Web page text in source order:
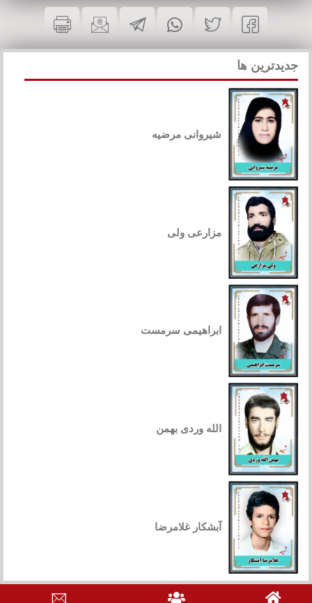
جدیدترین ها
شیروانی مرضیه
مزارعی ولی
ابراهیمی سرمست
الله وردی بهمن
آبشکار غلامرضا